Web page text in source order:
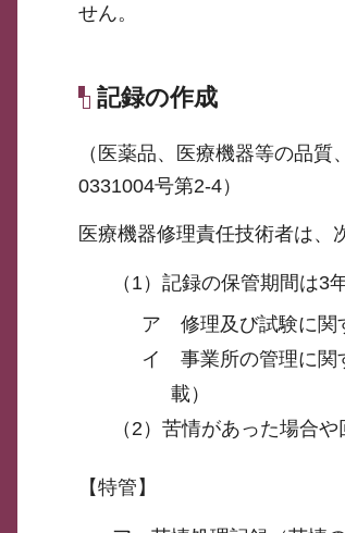
せん。
記録の作成
（医薬品、医療機器等の品
0331004号第2-4）
医療機器修理責任技術者は、
（1）記録の保管期間は3
ア 修理及び試験に関
イ 事業所の管理に関
載）
（2）苦情があった場合
【特管】